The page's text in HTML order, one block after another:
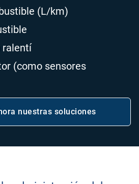
(L/km)
ralentí
(como sensores
nuestras soluciones